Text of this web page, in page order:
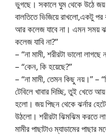
ভুগছে। সকালে ঘুম থেকে উঠে জয়
বালতিতে ভিজিয়ে রাখলো,একটু
আর কলেজ যাবে না। এমন সময়
কলেজ যাবি না?”
– “না মামী, শরীরটা ভালো
– “কেন, কি হয়েছে?”
– “না মামী, তেমন কিছু নয়।”
টেবিলে খাবার দিচ্ছি, তুই খেতে
হলো। জয় পিছন থেকে ঝর্নার
উঠলো। শরীরটা ঝিমঝিম করতে
মামীর পাছাটাও ম্যাডামের পাছার